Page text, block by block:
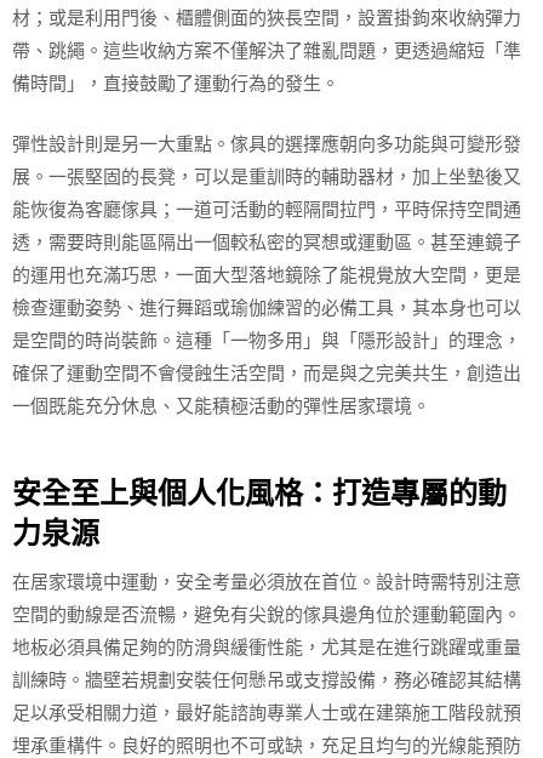
材；或是利用門後、櫃體側面的狹長空間，設置掛鉤來收納彈力
帶、跳繩。這些收納方案不僅解決了雜亂問題，更透過縮短「準
備時間」，直接鼓勵了運動行為的發生。
彈性設計則是另一大重點。傢具的選擇應朝向多功能與可變形發
展。一張堅固的長凳，可以是重訓時的輔助器材，加上坐墊後又
能恢復為客廳傢具；一道可活動的輕隔間拉門，平時保持空間通
透，需要時則能區隔出一個較私密的冥想或運動區。甚至連鏡子
的運用也充滿巧思，一面大型落地鏡除了能視覺放大空間，更是
檢查運動姿勢、進行舞蹈或瑜伽練習的必備工具，其本身也可以
是空間的時尚裝飾。這種「一物多用」與「隱形設計」的理念，
確保了運動空間不會侵蝕生活空間，而是與之完美共生，創造出
一個既能充分休息、又能積極活動的彈性居家環境。
安全至上與個人化風格：打造專屬的動
力泉源
在居家環境中運動，安全考量必須放在首位。設計時需特別注意
空間的動線是否流暢，避免有尖銳的傢具邊角位於運動範圍內。
地板必須具備足夠的防滑與緩衝性能，尤其是在進行跳躍或重量
訓練時。牆壁若規劃安裝任何懸吊或支撐設備，務必確認其結構
足以承受相關力道，最好能諮詢專業人士或在建築施工階段就預
埋承重構件。良好的照明也不可或缺，充足且均勻的光線能預防